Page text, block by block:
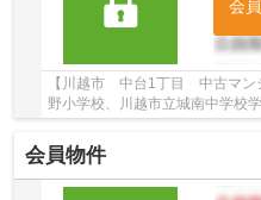
会
【川越市 中台1丁目 中古マ
野小学校、川越市立城南中学校
越線沿線のマンション♪川越駅よ
会員物件